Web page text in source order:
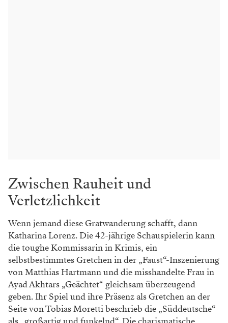
Zwischen Rauheit und
Verletzlichkeit
Wenn jemand diese Gratwanderung schafft, dann
Katharina Lorenz. Die 42-jährige Schauspielerin kann
die toughe Kommissarin in Krimis, ein
selbstbestimmtes Gretchen in der „Faust“-Inszenierung
von Matthias Hartmann und die misshandelte Frau in
Ayad Akhtars „Geächtet“ gleichsam überzeugend
geben. Ihr Spiel und ihre Präsenz als Gretchen an der
Seite von Tobias Moretti beschrieb die „Süddeutsche“